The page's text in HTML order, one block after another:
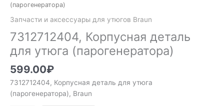
(парогенератора)
Запчасти и аксессуары для утюгов Braun
7312712404, Корпусная деталь
для утюга (парогенератора)
599.00₽
7312712404, Корпусная деталь для утюга
(парогенератора), Braun